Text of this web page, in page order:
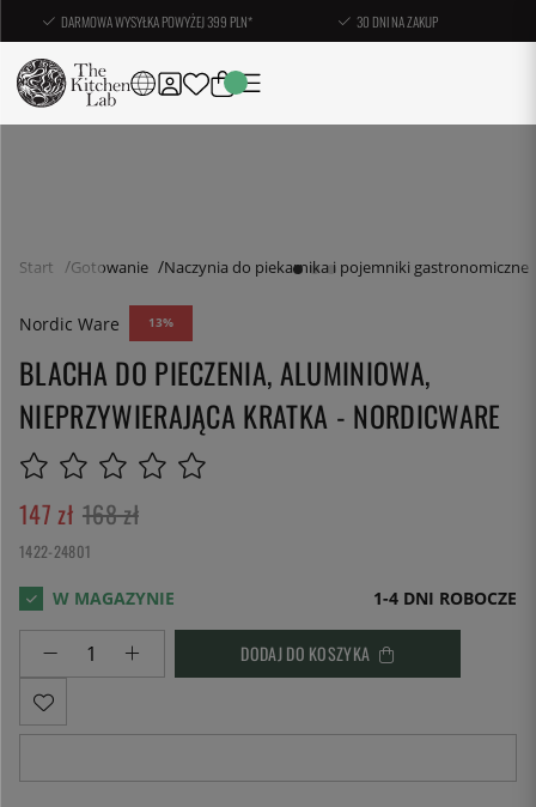
DARMOWA WYSYŁKA POWYŻEJ 399 PLN* 30 DNI NA ZAKUP
Start Gotowanie Naczynia do piekarnika i pojemniki gastronomiczne
13
Nordic Ware
BLACHA DO PIECZENIA, ALUMINIOWA,
NIEPRZYWIERAJĄCA KRATKA - NORDICWARE
168zł
147 zł
1422-24801
1-4 DNI ROBOCZE
DODAJ DO KOSZYKA